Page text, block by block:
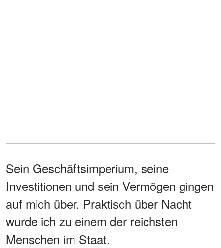
Sein Geschäftsimperium, seine
Investitionen und sein Vermögen gingen
auf mich über. Praktisch über Nacht
wurde ich zu einem der reichsten
Menschen im Staat.